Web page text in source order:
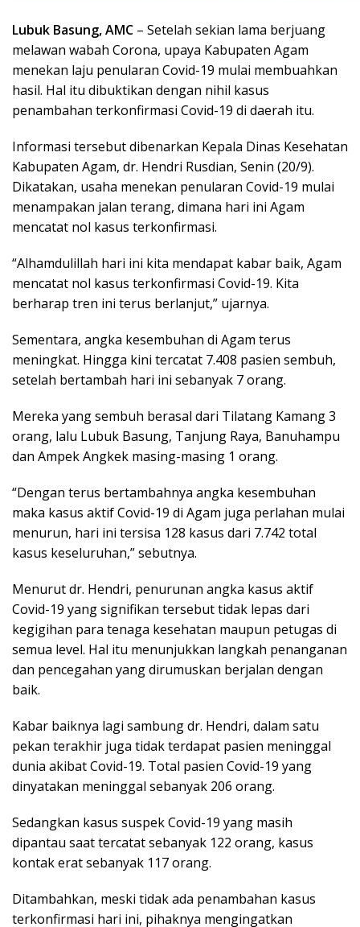
Lubuk Basung, AMC – Setelah sekian lama berjuang
melawan wabah Corona, upaya Kabupaten Agam
menekan laju penularan Covid-19 mulai membuahkan
hasil. Hal itu dibuktikan dengan nihil kasus
penambahan terkonfirmasi Covid-19 di daerah itu.
Informasi tersebut dibenarkan Kepala Dinas Kesehatan
Kabupaten Agam, dr. Hendri Rusdian, Senin (20/9).
Dikatakan, usaha menekan penularan Covid-19 mulai
menampakan jalan terang, dimana hari ini Agam
mencatat nol kasus terkonfirmasi.
“Alhamdulillah hari ini kita mendapat kabar baik, Agam
mencatat nol kasus terkonfirmasi Covid-19. Kita
berharap tren ini terus berlanjut,” ujarnya.
Sementara, angka kesembuhan di Agam terus
meningkat. Hingga kini tercatat 7.408 pasien sembuh,
setelah bertambah hari ini sebanyak 7 orang.
Mereka yang sembuh berasal dari Tilatang Kamang 3
orang, lalu Lubuk Basung, Tanjung Raya, Banuhampu
dan Ampek Angkek masing-masing 1 orang.
“Dengan terus bertambahnya angka kesembuhan
maka kasus aktif Covid-19 di Agam juga perlahan mulai
menurun, hari ini tersisa 128 kasus dari 7.742 total
kasus keseluruhan,” sebutnya.
Menurut dr. Hendri, penurunan angka kasus aktif
Covid-19 yang signifikan tersebut tidak lepas dari
kegigihan para tenaga kesehatan maupun petugas di
semua level. Hal itu menunjukkan langkah penanganan
dan pencegahan yang dirumuskan berjalan dengan
baik.
Kabar baiknya lagi sambung dr. Hendri, dalam satu
pekan terakhir juga tidak terdapat pasien meninggal
dunia akibat Covid-19. Total pasien Covid-19 yang
dinyatakan meninggal sebanyak 206 orang.
Sedangkan kasus suspek Covid-19 yang masih
dipantau saat tercatat sebanyak 122 orang, kasus
kontak erat sebanyak 117 orang.
Ditambahkan, meski tidak ada penambahan kasus
terkonfirmasi hari ini, pihaknya mengingatkan